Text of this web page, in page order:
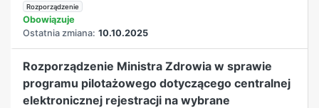
Rozporządzenie
Obowiązuje
Ostatnia zmiana: 10.10.2025
Rozporządzenie Ministra Zdrowia w sprawie
programu pilotażowego dotyczącego centralnej
elektronicznej rejestracji na wybrane